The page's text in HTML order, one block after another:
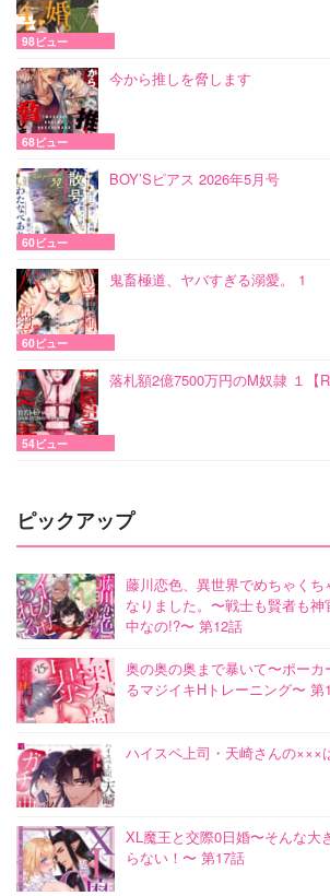
98ビュー
今から推しを脅します
68ビュー
BOY’Sピアス 2026年5月号
60ビュー
鬼畜極道、ヤバすぎる溺愛。 1
60ビュー
落札額2億7500万円のM奴隷 １【
54ビュー
ピックアップ
藤川恋色、異世界でめちゃくち
なりました。〜戦士も賢者も
中なの!?〜 第12話
奥の奥の奥まで暴いて〜ポーカ
るマジイキHトレーニング〜 第
ハイスペ上司・天崎さんの×××
XL魔王と交際0日婚〜そんな大
らない！〜 第17話